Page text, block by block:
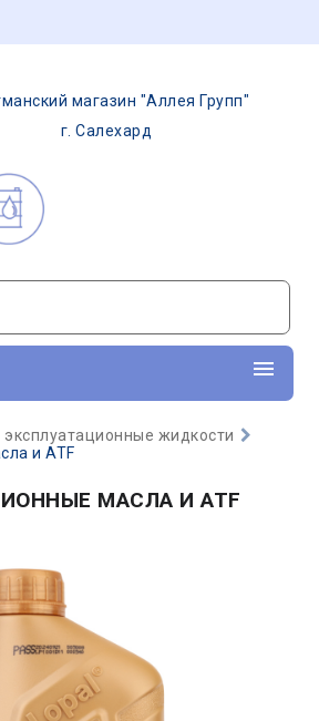
магазин "Аллея Групп"
г. Салехард
эксплуатационные жидкости
и ATF
МАСЛА И ATF